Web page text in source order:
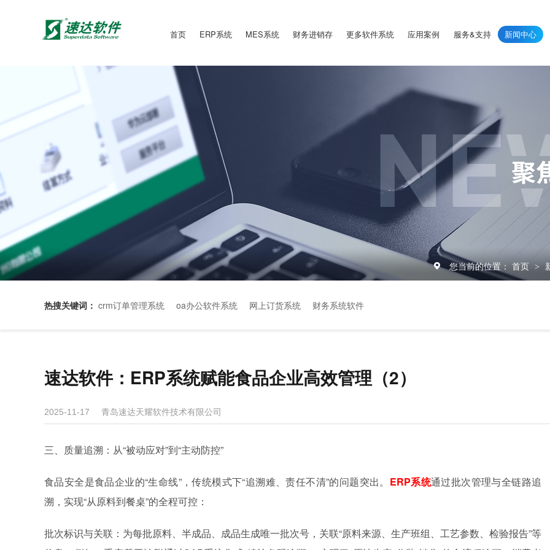
首页 ERP系统 MES系统 财务进销存 更多软件系统 应用案例 服务&支持 新闻中心
您当前的位置： 首页 >
热搜关键词： crm订单管理系统 oa办公软件系统 网上订货系统 财务系统软件
速达软件：ERP系统赋能食品企业高效管理（2）
2025-11-17 青岛速达天耀软件技术有限公司
三、质量追溯：从“被动应对”到“主动防控”
食品安全是食品企业的“生命线”，传统模式下“追溯难、责任不清”的问题突出。 ERP系统通过批次管理与全链路追
溯，实现“从原料到餐桌”的全程可控：
批次标识与关联：为每批原料、半成品、成品生成唯一批次号，关联“原料来源、生产班组、工艺参数、检验报告”等